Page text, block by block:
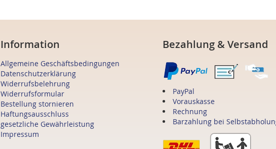
Information
Allgemeine Geschäftsbedingungen
Datenschutzerklärung
Widerrufsbelehrung
Widerrufsformular
Bestellung stornieren
Haftungsausschluss
gesetzliche Gewährleistung
Impressum
Bezahlung & Versand
PayPal
Vorauskasse
Rechnung
Barzahlung bei